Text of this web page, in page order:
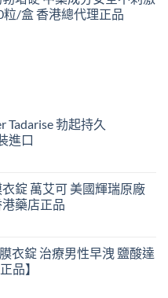
/盒 香港總代理正品
Tadarise 勃起持久
進口
錠 萬艾可 美國輝瑞原廠
藥店正品
衣錠 治療男性早洩 鹽酸達
品】